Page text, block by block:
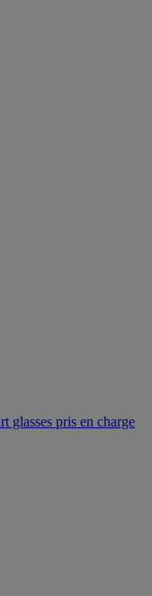
glasses pris en charge